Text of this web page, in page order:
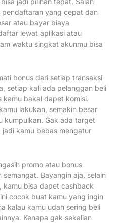
pendaftaran yang cepat dan
atau bayar biaya
lewat aplikasi atau
waktu singkat akunmu bisa
bonus dari setiap transaksi
setiap kali ada pelanggan beli
kamu bakal dapet komisi.
lakukan, semakin besar
kumpulkan. Gak ada target
kamu bebas mengatur
promo atau bonus
Bayangin aja, selain
kamu bisa dapet cashback
cocok buat kamu yang ingin
kalau kamu udah sering beli
Kenapa gak sekalian